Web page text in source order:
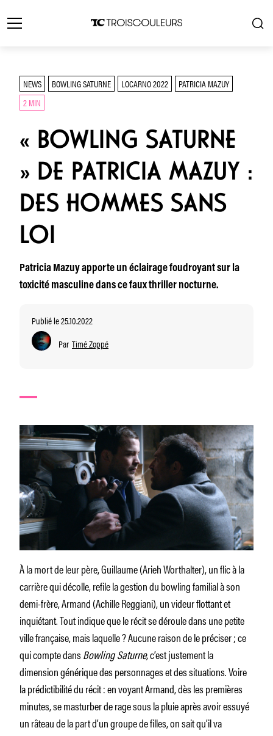
NEWS BOWLING SATURNE LOCARNO 2022
PATRICIA MAZUY
2 MIN
« BOWLING SATURNE
» DE PATRICIA MAZUY :
DES HOMMES SANS
LOI
Patricia Mazuy apporte un éclairage foudroyant sur la
toxicité masculine dans ce faux thriller nocturne.
Publié le 25.10.2022
Par Timé Zoppé
À la mort de leur père, Guillaume (Arieh Worthalter), un flic à la
carrière qui décolle, refile la gestion du bowling familial à son
demi-frère, Armand (Achille Reggiani), un videur flottant et
inquiétant. Tout indique que le récit se déroule dans une petite
ville française, mais laquelle ? Aucune raison de le préciser ; ce
qui compte dansBowling Saturne,c’est justement la
dimension générique des personnages et des situations. Voire
la prédictibilité du récit : en voyant Armand, dès les premières
minutes, se masturber de rage sous la pluie après avoir essuyé
un râteau de la part d’un groupe de filles, on sait qu’il va